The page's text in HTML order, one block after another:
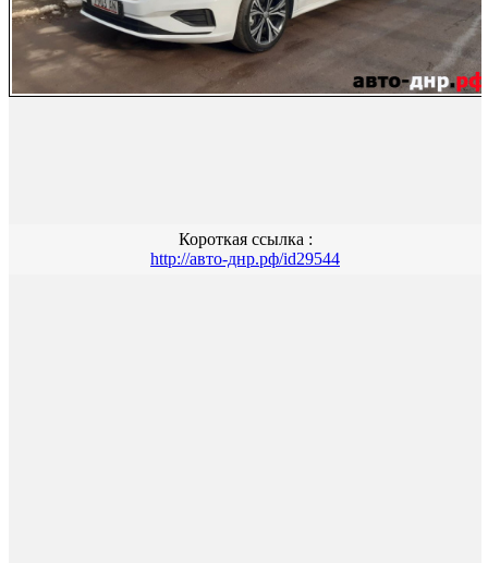
Короткая ссылка :
http://авто-днр.рф/id29544